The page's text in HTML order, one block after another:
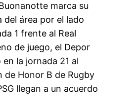
marca su
del área por el lado
1 frente al Real
de juego, el Depor
la jornada 21 al
de Honor B de Rugby
llegan a un acuerdo